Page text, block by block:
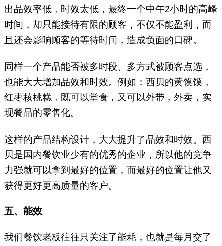
出品效率低，时效太低，最终一个中午2小时的高峰
时间，却只能接待有限的顾客，不仅不能盈利，而
且还会影响顾客的等待时间，造成负面的口碑。
同样一个产品能否被多时段、多方式被顾客点选，
也能大大增加品效和时效。例如：西贝的黄馍馍，
红枣核桃糕，既可以堂食，又可以外带，外卖，实
现餐品的零售化。
这样的产品结构设计，大大提升了品效和时效。西
贝是国内餐饮业少有的优秀的企业，所以他的竞争
力强就可以拿到最好的位置，而最好的位置让他又
获得更好更高质量的客户。
五、能效
我们餐饮老板往往只关注了能耗，也就是每月交了